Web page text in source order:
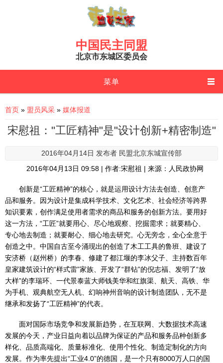
中国民主同盟
北京市东城区委员会
菜单
You are here
首页 » 盟员风采 » 媒体报道
宋慰祖："工匠精神"是"设计创新+精密制造"
2016年04月14日 发布者 民盟北京东城宣传部
2016年04月13日 09:58 | 作者:宋慰祖 | 来源：人民政协网
创新是“工匠精神”的核心，就是运用设计方法去创造、创意产
品和服务。因为设计是集成科学技术、文化艺术、社会经济等跨界
知识要素，创作满足使用者需求的商品和服务的创新方法。要用好
这一方法，“工匠”就要用心、尽心地观察、挖掘需求；就要精心、
专心地去制造；就要耐心、细心地去研究。心无旁念，全心全意于
创造之中。中国自古至今涌现出的创造了木工工具的鲁班、建设了
安济桥（赵州桥）的李春、修建了都江堰的李冰父子、主持数百年
皇家建筑设计的“样式雷”家族、开发了“群钻”的倪志福、发明了“放
大样”的李瑞环、一代景泰蓝大师钱美华和红旗渠、航天、高铁、华
为手机、观典航空无人机、幻响神州音响的设计制造团队，无不是
继承和发扬了“工匠精神”的代表。
面对国际市场竞争和发展新趋势，在互联网、大数据技术高速
发展的今天，产业日益向着以品牌为保证的产品和服务品种创新多
样化、品质高端化、质量标准化、使用个性化、制造定制化的方向
发展。作为率先提出“工业4.0”的德国，是一个只有8000万人口的国